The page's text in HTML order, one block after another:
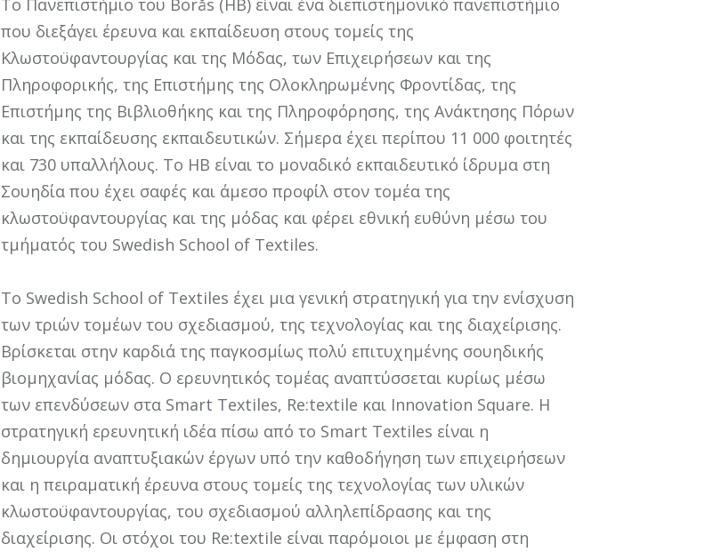
Το Πανεπιστήμιο του Borås (HB) είναι ένα διεπιστημονικό πανεπιστήμιο
που διεξάγει έρευνα και εκπαίδευση στους τομείς της
Κλωστοϋφαντουργίας και της Μόδας, των Επιχειρήσεων και της
Πληροφορικής, της Επιστήμης της Ολοκληρωμένης Φροντίδας, της
Επιστήμης της Βιβλιοθήκης και της Πληροφόρησης, της Ανάκτησης Πόρων
και της εκπαίδευσης εκπαιδευτικών. Σήμερα έχει περίπου 11 000 φοιτητές
και 730 υπαλλήλους. Το HB είναι το μοναδικό εκπαιδευτικό ίδρυμα στη
Σουηδία που έχει σαφές και άμεσο προφίλ στον τομέα της
κλωστοϋφαντουργίας και της μόδας και φέρει εθνική ευθύνη μέσω του
τμήματός του Swedish School of Textiles.
Το Swedish School of Textiles έχει μια γενική στρατηγική για την ενίσχυση
των τριών τομέων του σχεδιασμού, της τεχνολογίας και της διαχείρισης.
Βρίσκεται στην καρδιά της παγκοσμίως πολύ επιτυχημένης σουηδικής
βιομηχανίας μόδας. Ο ερευνητικός τομέας αναπτύσσεται κυρίως μέσω
των επενδύσεων στα Smart Textiles, Re:textile και Innovation Square. Η
στρατηγική ερευνητική ιδέα πίσω από το Smart Textiles είναι η
δημιουργία αναπτυξιακών έργων υπό την καθοδήγηση των επιχειρήσεων
και η πειραματική έρευνα στους τομείς της τεχνολογίας των υλικών
κλωστοϋφαντουργίας, του σχεδιασμού αλληλεπίδρασης και της
διαχείρισης. Οι στόχοι του Re:textile είναι παρόμοιοι με έμφαση στη